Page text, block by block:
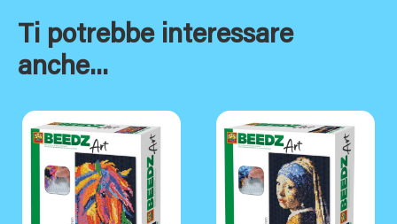
Ti potrebbe interessare
anche...